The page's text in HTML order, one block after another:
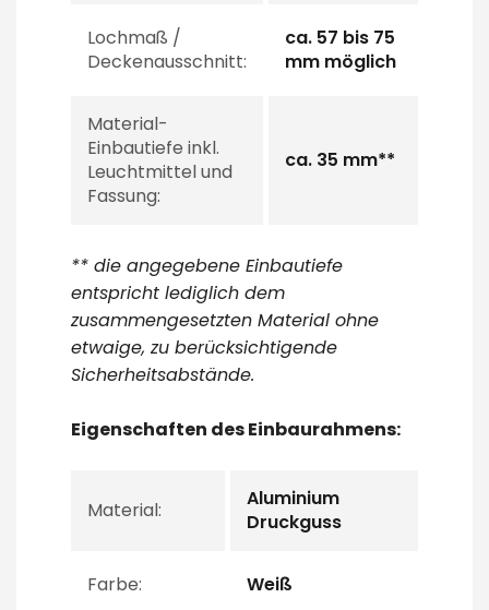
Lochmaß /
Deckenausschnitt:
ca. 57 bis 75
mm möglich
Material-
Einbautiefe inkl.
Leuchtmittel und
Fassung:
ca. 35 mm**
** die angegebene Einbautiefe
entspricht lediglich dem
zusammengesetzten Material ohne
etwaige, zu berücksichtigende
Sicherheitsabstände.
Eigenschaften des Einbaurahmens:
Material:
Aluminium
Druckguss
Farbe: Weiß